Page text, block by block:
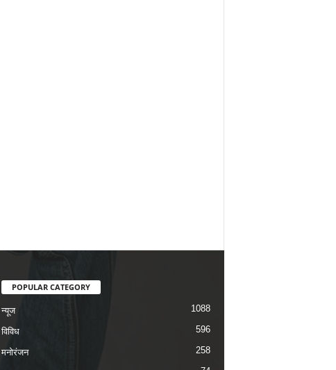
POPULAR CATEGORY
न्यूज 1088
विविध 596
मनोरंजन 258